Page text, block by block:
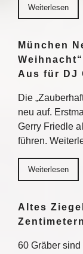
Weiterlesen
München
Aus für DJ
Die
neu auf.
Gerry Friedle
führen.
Weiterlesen
Altes
60 Gräber